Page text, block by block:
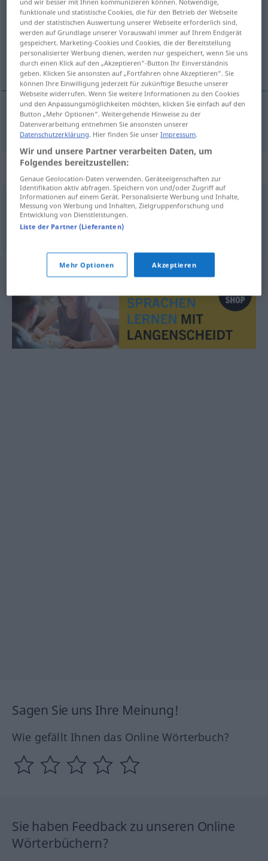
Übersicht aller Übersetzungen
(Für mehr Details die Übersetzung anklicken/antippen)
vermuten
vermuten formode
Synonyme für "formode"
akseptere,anta,forutsette,mene,tenke,tro
Sagen Sie uns Ihre Meinung!
Wie gefällt Ihnen das Online Wörterbuch?
Sie haben Feedback zu unseren Online
Wörterbüchern?
funktionale und statistische Cookies, die für den Betrieb der Webseite
und der statistischen Auswertung unserer Webseite erforderlich sind,
werden auf Grundlage unserer Vorauswahl immer auf Ihrem Endgerät
gespeichert. Marketing-Cookies und Cookies, die der Bereitstellung
personalisierter Werbung dienen, werden nur gespeichert, wenn Sie uns
durch einen Klick auf den „Akzeptieren“-Button Ihr Einverständnis
geben. Klicken Sie ansonsten auf „Fortfahren ohne Akzeptieren“. Sie
können Ihre Einwilligung jederzeit für zukünftige Besuche unserer
Webseite widerrufen. Wenn Sie weitere Informationen zu den Cookies
und den Anpassungsmöglichkeiten möchten, klicken Sie einfach auf den
Button „Mehr Optionen“. Weitergehende Hinweise zu der
Datenverarbeitung entnehmen Sie ansonsten unserer
Datenschutzerklärung . Hier finden Sie unserImpressum
Wir und unsere Partner verarbeiten Daten, um
Folgendes bereitzustellen:
Genaue Geolocation-Daten verwenden. Geräteeigenschaften zur
Identifikation aktiv abfragen. Speichern von und/oder Zugriff auf
Informationen auf einem Gerät. Personalisierte Werbung und Inhalte,
Messung von Werbung und Inhalten, Zielgruppenforschung und
Entwicklung von Dienstleistungen.
Liste der Partner (Lieferanten)
Mehr Optionen Akzeptieren